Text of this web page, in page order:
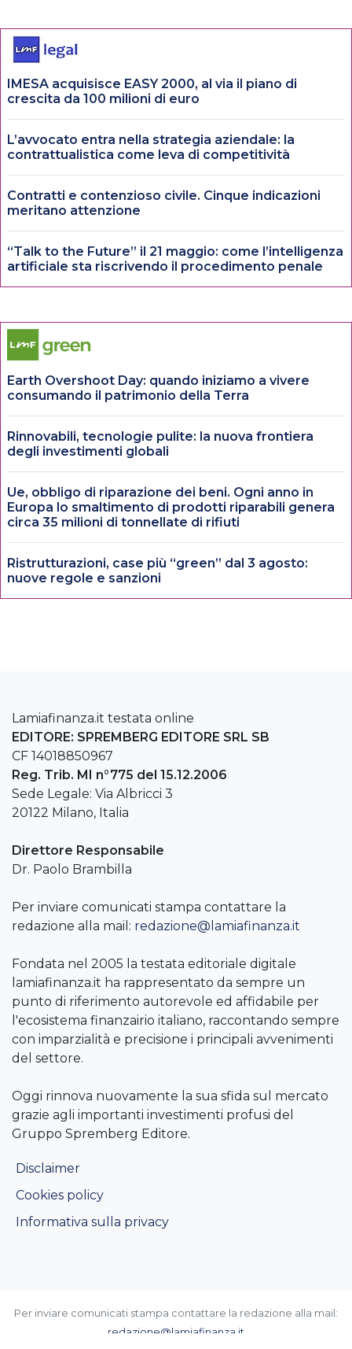
IMESA acquisisce EASY 2000, al via il piano di
crescita da 100 milioni di euro
L’avvocato entra nella strategia aziendale: la
contrattualistica come leva di competitività
Contratti e contenzioso civile. Cinque indicazioni
meritano attenzione
“Talk to the Future” il 21 maggio: come l’intelligenza
artificiale sta riscrivendo il procedimento penale
Earth Overshoot Day: quando iniziamo a vivere
consumando il patrimonio della Terra
Rinnovabili, tecnologie pulite: la nuova frontiera
degli investimenti globali
Ue, obbligo di riparazione dei beni. Ogni anno in
Europa lo smaltimento di prodotti riparabili genera
circa 35 milioni di tonnellate di rifiuti
Ristrutturazioni, case più “green” dal 3 agosto:
nuove regole e sanzioni
Lamiafinanza.it testata online
EDITORE: SPREMBERG EDITORE SRL SB
CF 14018850967
Reg. Trib. MI n°775 del 15.12.2006
Sede Legale: Via Albricci 3
20122 Milano, Italia
Direttore Responsabile
Dr. Paolo Brambilla
Per inviare comunicati stampa contattare la
redazione alla mail: redazione@lamiafinanza.it
Fondata nel 2005 la testata editoriale digitale
lamiafinanza.it ha rappresentato da sempre un
punto di riferimento autorevole ed affidabile per
l'ecosistema finanzairio italiano, raccontando sempre
con imparzialità e precisione i principali avvenimenti
del settore.
Oggi rinnova nuovamente la sua sfida sul mercato
grazie agli importanti investimenti profusi del
Gruppo Spremberg Editore.
Disclaimer
Cookies policy
Informativa sulla privacy
Per inviare comunicati stampa contattare la redazione alla mail:
redazione@lamiafinanza.it